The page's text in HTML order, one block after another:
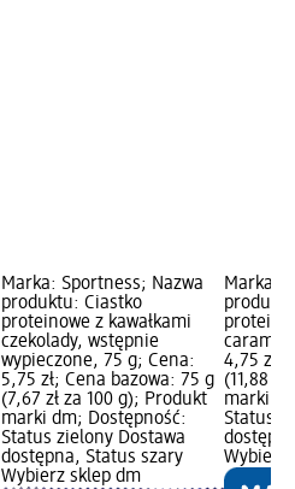
Marka: Sportness; Nazwa
produktu: Ciastko
proteinowe z kawałkami
czekolady, wstępnie
wypieczone, 75 g; Cena:
5,75 zł; Cena bazowa: 75 g
(7,67 zł za 100 g); Produkt
marki dm; Dostępność:
Status zielony Dostawa
dostępna, Status szary
Wybierz sklep dm
Marka:
4,75 zł;
(11,88
marki
Status
Wybierz